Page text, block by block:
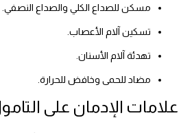
مسكن للصداع الكلي والصداع النصفي.
تسكين آلام الأعصاب.
تهدئة آلام الأسنان.
مضاد للحمى وخافض للحرارة.
علامات الإدمان على